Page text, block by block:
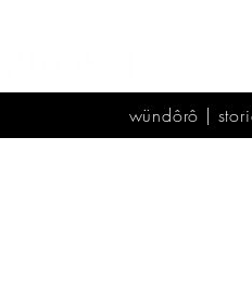
wündôrô |